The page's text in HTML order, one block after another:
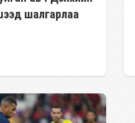
шалгарлаа